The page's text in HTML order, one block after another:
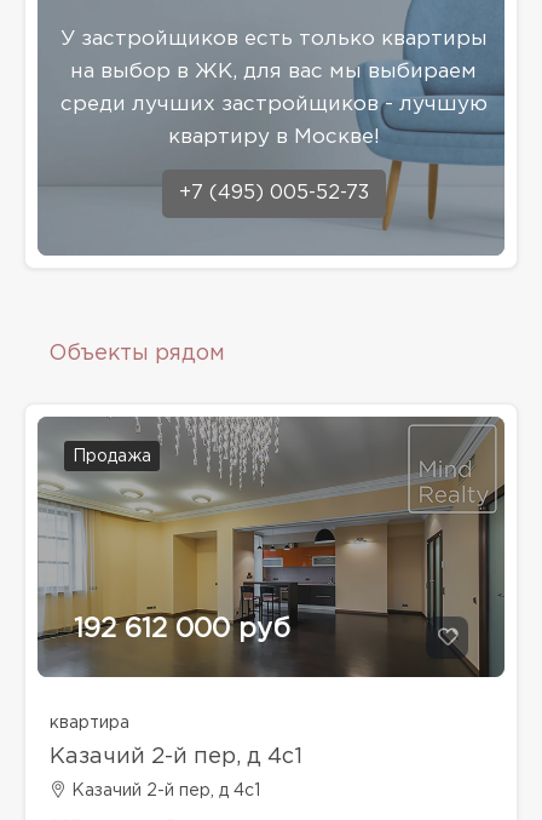
У застройщиков есть только квартиры
на выбор в ЖК, для вас мы выбираем
среди лучших застройщиков - лучшую
квартиру в Москве!
+7 (495) 005-52-73
Объекты рядом
Продажа
192 612 000 руб
квартира
Казачий 2-й пер, д 4с1
Казачий 2-й пер, д 4с1